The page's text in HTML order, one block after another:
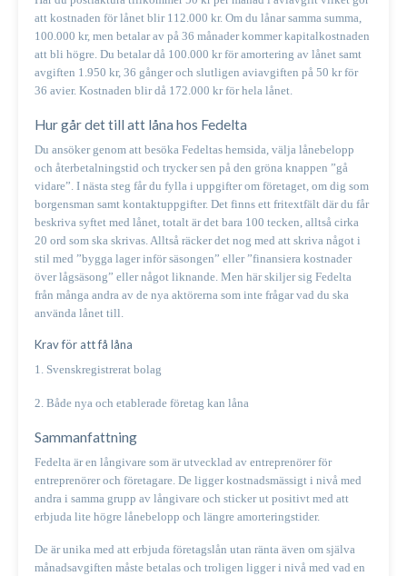
att kostnaden för lånet blir 112.000 kr. Om du lånar samma summa,
100.000 kr, men betalar av på 36 månader kommer kapitalkostnaden
att bli högre. Du betalar då 100.000 kr för amortering av lånet samt
avgiften 1.950 kr, 36 gånger och slutligen aviavgiften på 50 kr för
36 avier. Kostnaden blir då 172.000 kr för hela lånet.
Hur går det till att låna hos Fedelta
Du ansöker genom att besöka Fedeltas hemsida, välja lånebelopp
och återbetalningstid och trycker sen på den gröna knappen ”gå
vidare”. I nästa steg får du fylla i uppgifter om företaget, om dig som
borgensman samt kontaktuppgifter. Det finns ett fritextfält där du får
beskriva syftet med lånet, totalt är det bara 100 tecken, alltså cirka
20 ord som ska skrivas. Alltså räcker det nog med att skriva något i
stil med ”bygga lager inför säsongen” eller ”finansiera kostnader
över lågsäsong” eller något liknande. Men här skiljer sig Fedelta
från många andra av de nya aktörerna som inte frågar vad du ska
använda lånet till.
Krav för att få låna
1. Svenskregistrerat bolag
2. Både nya och etablerade företag kan låna
Sammanfattning
Fedelta är en långivare som är utvecklad av entreprenörer för
entreprenörer och företagare. De ligger kostnadsmässigt i nivå med
andra i samma grupp av långivare och sticker ut positivt med att
erbjuda lite högre lånebelopp och längre amorteringstider.
De är unika med att erbjuda företagslån utan ränta även om själva
månadsavgiften måste betalas och troligen ligger i nivå med vad en